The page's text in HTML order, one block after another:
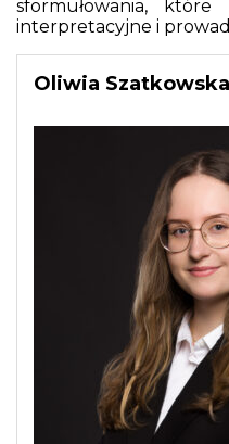
sformułowania,
interpretacyjne i
Oliwia Szatkowska